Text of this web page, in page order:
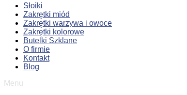
Słoiki
Zakrętki miód
Zakrętki warzywa i owoce
Zakrętki kolorowe
Butelki Szklane
O firmie
Kontakt
Blog
Menu